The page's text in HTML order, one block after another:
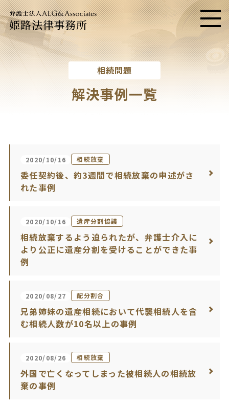
姫路法律事務所 メニ
相続問題
解決事例一覧
2020/10/16 相続放棄
委任契約後、約3週間で相続放棄の申述がさ
れた事例
2020/10/16 遺産分割協議
相続放棄するよう迫られたが、弁護士介入に
より公正に遺産分割を受けることができた事
例
2020/08/27 配分割合
兄弟姉妹の遺産相続において代襲相続人を含
む相続人数が10名以上の事例
2020/08/26 相続放棄
外国で亡くなってしまった被相続人の相続放
棄の事例